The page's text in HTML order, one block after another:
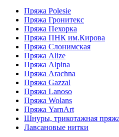
Пряжа Polesie
Пряжа Гронитекс
Пряжа Пехорка
Пряжа ПНК им.Кирова
Пряжа Слонимская
Пряжа Alize
Пряжа Alpina
Пряжа Arachna
Пряжа Gazzal
Пряжа Lanoso
Пряжа Wolans
Пряжа YarnArt
Шнуры, трикотажная
Лавсановые нитки